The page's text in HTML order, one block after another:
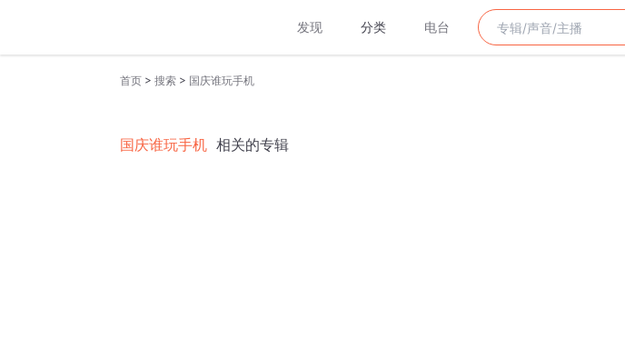
发现 分类 电台
首页 > 搜索 > 国庆谁玩手机
国庆谁玩手机 相关的专辑